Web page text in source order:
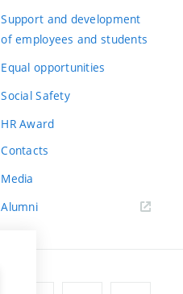
Support and development
of employees and students
Equal opportunities
Social Safety
HR Award
Contacts
Media
Alumni